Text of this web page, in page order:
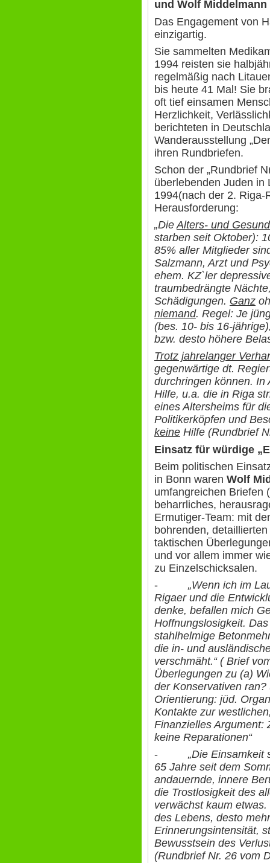
und Wolf Middelmann
Das Engagement von
einzigartig.
Sie sammelten
1994 reisten sie
regelmäßig nach
bis heute 41 Mal! Sie
oft tief einsamen
Herzlichkeit,
berichteten in
Wanderausstellung
ihren Rundbriefen.
Schon der „Rundbrief
überlebenden Juden in
1994(nach der 2.
Herausforderung:
„DieAlters- und
starben seit Oktober):
85% aller Mitglieder
Salzmann, Arzt und
ehem. KZ`ler
traumbedrängte
Schädigungen. Ganz
niemand. Regel: Je
(bes. 10- bis 16-
bzw. desto höhere
Trotz jahrelanger
gegenwärtige dt.
durchringen können. In
Hilfe, u.a. die in Riga
eines Altersheims für
Politikerköpfen und
keine Hilfe (Rundbrief
Einsatz für würdige
Beim politischen
in Bonn waren Wolf
umfangreichen Briefen
beharrliches,
Ermutiger-Team: mit
bohrenden,
taktischen
und vor allem immer
zu Einzelschicksalen.
- „Wenn ich im
Rigaer und die
denke, befallen mich
Hoffnungslosigkeit.
stahlhelmige
die in- und
verschmäht.“ ( Brief
Überlegungen zu (a)
der Konservativen
Orientierung: jüd.
Kontakte zur
Finanzielles Argument:
keine Reparationen“
- „Die Einsamkeit
65 Jahre seit dem
andauernde, innere
die Trostlosigkeit des
verwächst kaum
des Lebens, desto
Erinnerungsintensität,
Bewusstsein des
(Rundbrief Nr. 26 vom